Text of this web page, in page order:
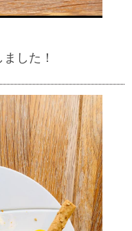
した！